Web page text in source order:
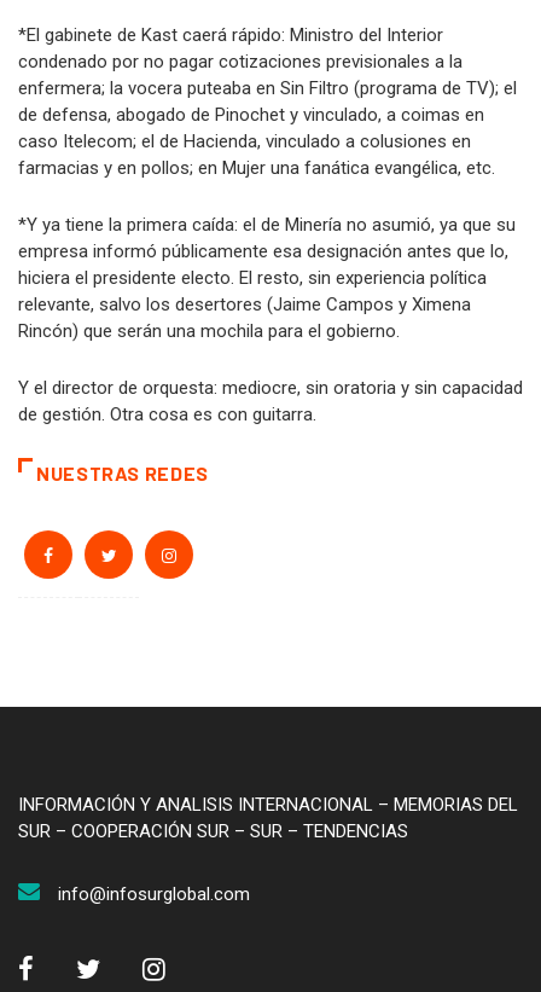
*El gabinete de Kast caerá rápido: Ministro del Interior
condenado por no pagar cotizaciones previsionales a la
enfermera; la vocera puteaba en Sin Filtro (programa de TV); el
de defensa, abogado de Pinochet y vinculado, a coimas en
caso Itelecom; el de Hacienda, vinculado a colusiones en
farmacias y en pollos; en Mujer una fanática evangélica, etc.
*Y ya tiene la primera caída: el de Minería no asumió, ya que su
empresa informó públicamente esa designación antes que lo,
hiciera el presidente electo. El resto, sin experiencia política
relevante, salvo los desertores (Jaime Campos y Ximena
Rincón) que serán una mochila para el gobierno.
Y el director de orquesta: mediocre, sin oratoria y sin capacidad
de gestión. Otra cosa es con guitarra.
NUESTRAS REDES
INFORMACIÓN Y ANALISIS INTERNACIONAL – MEMORIAS DEL
SUR – COOPERACIÓN SUR – SUR – TENDENCIAS
info@infosurglobal.com